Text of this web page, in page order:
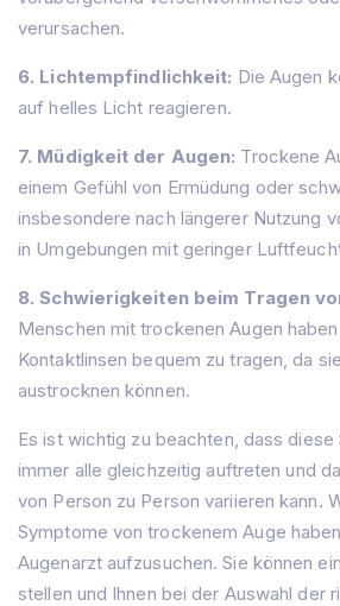
Heim
Über uns
Über uns
Behandlungen
verursachen.
6. Lichtempfindlichkeit: Die Augen
auf helles Licht reagieren.
7. Müdigkeit der Augen: Trockene
einem Gefühl von Ermüdung oder
insbesondere nach längerer Nutzung
in Umgebungen mit geringer
8. Schwierigkeiten beim Tragen
Menschen mit trockenen Augen
Kontaktlinsen bequem zu tragen, da
austrocknen können.
Es ist wichtig zu beachten, dass
immer alle gleichzeitig auftreten und
von Person zu Person variieren kann.
Symptome von trockenem Auge
Augenarzt aufzusuchen. Sie können
stellen und Ihnen bei der Auswahl der